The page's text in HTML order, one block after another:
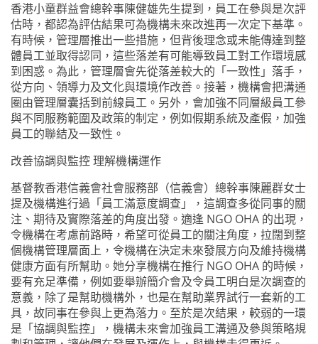
香港小童群益會總幹事陳健雄先生提到，員工在參與是次評
估時，都認為評估結果可為機構未來改進再一次定下基準。
有時候，管理層推出一些措施，但背後理念或未能傳達到整
體員工並取得認同，這些落差有可能導致員工對工作環境感
到困惑。為此，管理層會先從落差較大的「一致性」落手，
從方向、領導力及文化與環境作改善。接著，機構會把溝通
圈由管理層囊括到前線員工。另外，會加強不同層級員工參
與不同服務範圍及政策的制定，例如假期系統及產假，加強
員工的聯結及一致性。
改善協調與監控 理解機構運作
基督教香港信義會社會服務部（信義會）總幹事陳麗群女士
提及機構進行過「員工滿意度調查」，這調查多從同事的關
注、期待及實際落差的角度出發。適逢 NGO OHA 的出現，
令機構在考慮前路時，希望可從員工的關注角度，拉闊到整
個機構管理層面上，令機構在決定未來發展方向及維持機構
健康方面有所幫助。她分享機構在推行 NGO OHA 的時候，
要有充足準備，例如要舉辦簡介會及令員工明白是次調查的
意義，除了是幫助機構外，也是在幫助業界試行一套新的工
具，故同事在參與上更為落力。至於是次結果，較弱的一環
是「協調與監控」，機構未來會加強員工溝通及參與策略規